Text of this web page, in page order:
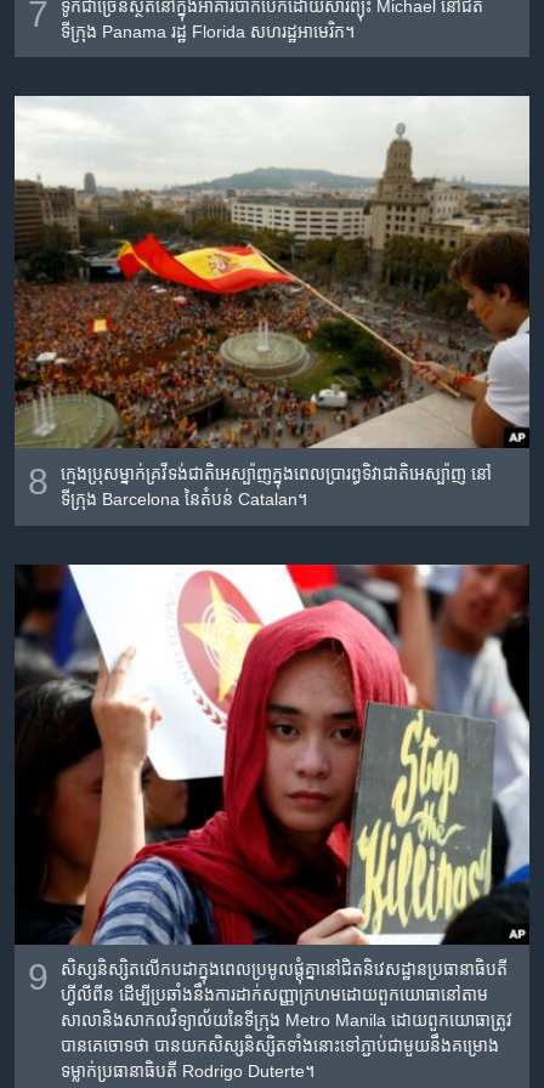
7
ទូក​ជា​ច្រើន​ស្ថិត​នៅ​ក្នុង​​អាគារ​បាក់​បែក​ដោយ​សារ​​ព្យុះ​​ Michael នៅ​ជិត​
ទីក្រុង Panama រដ្ឋ​ Florida សហរដ្ឋ​អាមេរិក។
8
ក្មេង​ប្រុស​ម្នាក់​គ្រវី​ទង់​ជាតិ​អេស្ប៉ាញ​ក្នុង​ពេល​ប្រារព្ធ​ទិវា​ជាតិ​អេស្ប៉ាញ​ នៅ​
ទីក្រុង​ Barcelona នៃ​តំបន់ Catalan។
9
សិស្ស​និស្សិត​លើក​បដា​ក្នុង​ពេល​ប្រមូល​ផ្ដុំ​គ្នា​នៅ​ជិត​និវេសដ្ឋាន​ប្រធានាធិបតី​
ហ្វីលីពីន ដើម្បី​ប្រឆាំង​នឹង​ការ​ដាក់​សញ្ញា​ក្រហម​ដោយ​ពួក​យោធា​នៅ​តាម​
សាលា​និង​សាកល​វិទ្យាល័យ​​នៃ​ទីក្រុង​ Metro Manila ដោយ​ពួក​យោធា​ត្រូវ​
បាន​គេ​ចោទ​ថា បាន​យក​សិស្ស​និស្សិត​ទាំង​នោះ​ទៅ​ភ្ជាប់​ជាមួយ​នឹង​គម្រោង​
ទម្លាក់​ប្រធានា​ធិបតី​ Rodrigo Duterte។